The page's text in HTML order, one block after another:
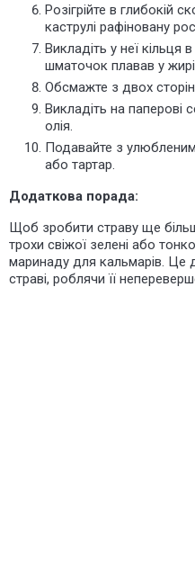
Розігрійте в глибокій
каструлі рафіновану
Викладіть у неї кільця
шматочок плавав у жирі.
Обсмажте з двох
Викладіть на паперові
олія.
Подавайте з
або тартар.
Додаткова порада:
Щоб зробити страву ще
трохи свіжої зелені або
маринаду для кальмарів. Це
страві, роблячи її